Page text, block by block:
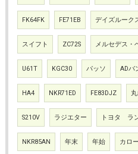
FK64FK FE71EB デイズルーク
スイフト ZC72S メルセデス・
U61T KGC30 パッソ ADバ
HA4 NKR71ED FE83DJZ
S210V ラジエター トヨタ ラ
NKR85AN 年末 年始 カロ